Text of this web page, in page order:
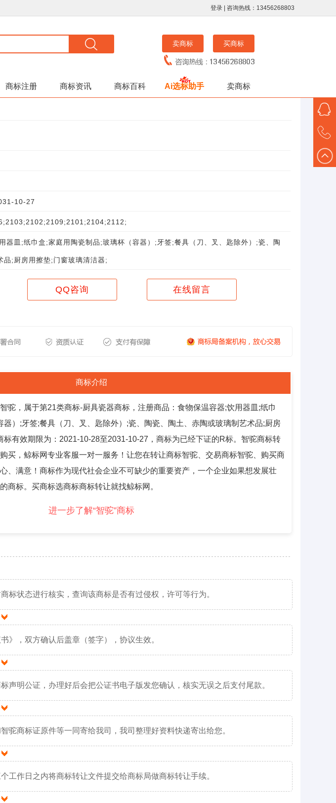
登录 | 咨询热线：13456268803
卖商标 买商标
商标注册 商标资讯 商标百科 Ai选标助手 卖商标
10-27
器皿;纸巾盒;家庭用陶瓷制品;玻璃杯（容器）;牙签;餐具（刀、叉、匙除外）;瓷、陶
品;厨房用擦垫;门窗玻璃清洁器;
QQ咨询 在线留言
商标介绍
驼，属于第21类商标-厨具瓷器商标，注册商品：食物保温容器;饮用器皿;纸巾
器）;牙签;餐具（刀、叉、匙除外）;瓷、陶瓷、陶土、赤陶或玻璃制艺术品;厨房
标有效期限为：2021-10-28至2031-10-27，商标为已经下证的R标。智驼商标转
买，鲸标网专业客服一对一服务！让您在转让商标智驼、交易商标智驼、购买商
、满意！商标作为现代社会企业不可缺少的重要资产，一个企业如果想发展壮
商标。买商标选商标商标转让就找鲸标网。
进一步了解“智驼”商标
标状态进行核实，查询该商标是否有过侵权，许可等行为。
》，双方确认后盖章（签字），协议生效。
声明公证，办理好后会把公证书电子版发您确认，核实无误之后支付尾款。
驼商标证原件等一同寄给我司，我司整理好资料快递寄出给您。
工作日之内将商标转让文件提交给商标局做商标转让手续。